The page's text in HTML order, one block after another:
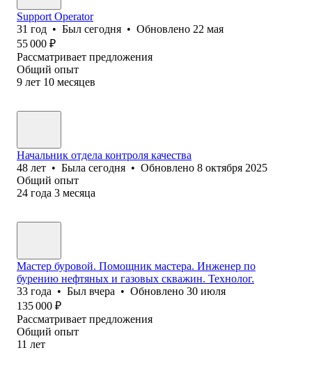
Support Operator
31 год • Был сегодня • Обновлено 22 мая
55 000 ₽
Рассматривает предложения
Общий опыт
9 лет 10 месяцев
Начальник отдела контроля качества
48 лет • Была сегодня • Обновлено 8 октября 2025
Общий опыт
24 года 3 месяца
Мастер буровой. Помощник мастера. Инженер по
бурению нефтяных и газовых скважин. Технолог.
33 года • Был вчера • Обновлено 30 июля
135 000 ₽
Рассматривает предложения
Общий опыт
11 лет